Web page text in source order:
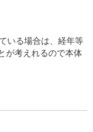
いる場合は、経年等
が考えれるので本体